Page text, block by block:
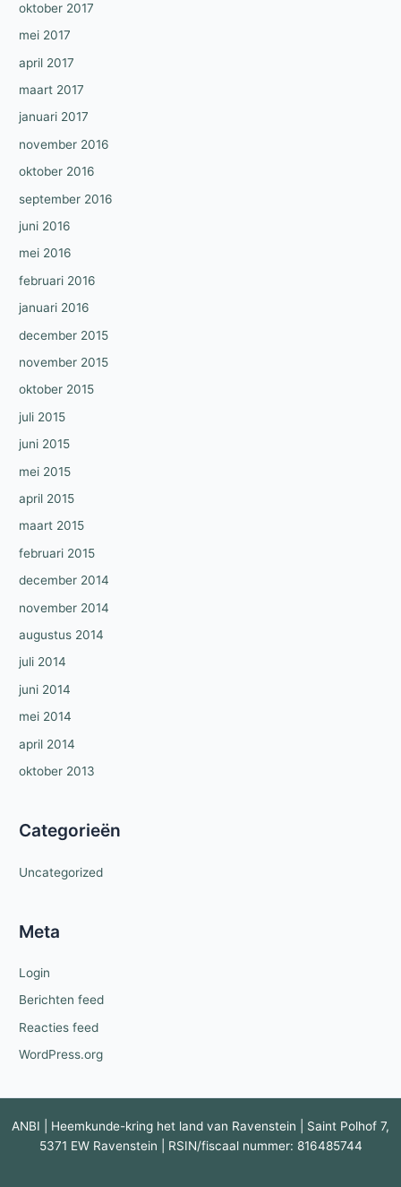
oktober 2017
mei 2017
april 2017
maart 2017
januari 2017
november 2016
oktober 2016
september 2016
juni 2016
mei 2016
februari 2016
januari 2016
december 2015
november 2015
oktober 2015
juli 2015
juni 2015
mei 2015
april 2015
maart 2015
februari 2015
december 2014
november 2014
augustus 2014
juli 2014
juni 2014
mei 2014
april 2014
oktober 2013
Categorieën
Uncategorized
Meta
Login
Berichten feed
Reacties feed
WordPress.org
ANBI | Heemkunde-kring het land van Ravenstein | Saint Polhof 7,
5371 EW Ravenstein | RSIN/fiscaal nummer: 816485744